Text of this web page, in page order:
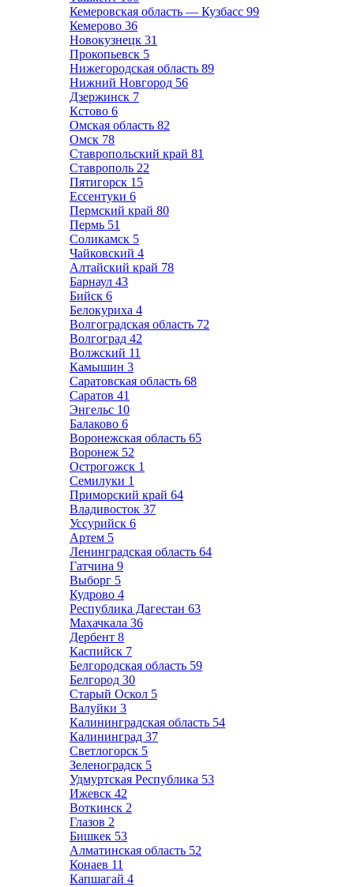
Кемеровская область — Кузбасс 99
Кемерово 36
Новокузнецк 31
Прокопьевск 5
Нижегородская область 89
Нижний Новгород 56
Дзержинск 7
Кстово 6
Омская область 82
Омск 78
Ставропольский край 81
Ставрополь 22
Пятигорск 15
Ессентуки 6
Пермский край 80
Пермь 51
Соликамск 5
Чайковский 4
Алтайский край 78
Барнаул 43
Бийск 6
Белокуриха 4
Волгоградская область 72
Волгоград 42
Волжский 11
Камышин 3
Саратовская область 68
Саратов 41
Энгельс 10
Балаково 6
Воронежская область 65
Воронеж 52
Острогожск 1
Семилуки 1
Приморский край 64
Владивосток 37
Уссурийск 6
Артем 5
Ленинградская область 64
Гатчина 9
Выборг 5
Кудрово 4
Республика Дагестан 63
Махачкала 36
Дербент 8
Каспийск 7
Белгородская область 59
Белгород 30
Старый Оскол 5
Валуйки 3
Калининградская область 54
Калининград 37
Светлогорск 5
Зеленоградск 5
Удмуртская Республика 53
Ижевск 42
Воткинск 2
Глазов 2
Бишкек 53
Алматинская область 52
Конаев 11
Капшагай 4